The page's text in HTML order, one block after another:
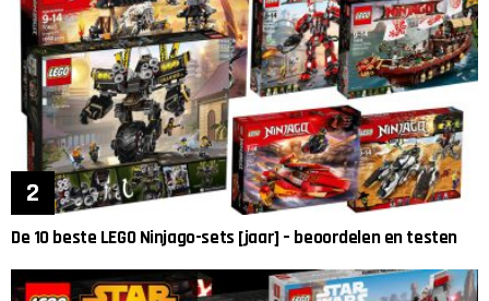
De 10 beste LEGO Ninjago-sets [jaar] – beoordelen en testen